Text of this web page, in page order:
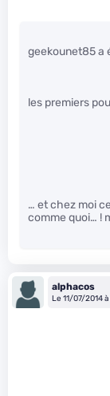
geekounet85 a
les premiers
… et chez moi
comme quoi… !
alphacos
Le 11/07/2014